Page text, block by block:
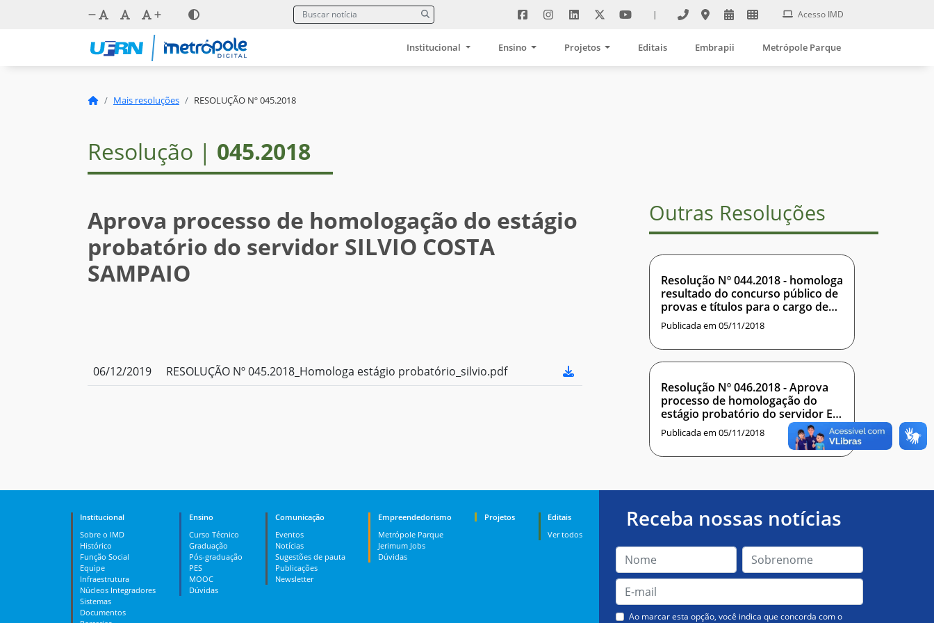
| Acesso IMD
Institucional Ensino Projetos Editais Embrapii Metrópole Parque
Mais resoluções RESOLUÇÃO Nº 045.2018
Resolução | 045.2018
Aprova processo de homologação do estágio
probatório do servidor SILVIO COSTA
SAMPAIO
06/12/2019 RESOLUÇÃO Nº 045.2018_Homologa estágio probatório_silvio.pdf
Outras Resoluções
Resolução Nº 044.2018 - homologa
resultado do concurso público de
provas e títulos para o cargo de
Professor do Ensino Básico,
Técnico e Tecnológico, na área de
INTELIGÊNCIA COMPUTACIONAL,
para o Instituto Metrópole Digital
Publicada em 05/11/2018
Resolução Nº 046.2018 - Aprova
processo de homologação do
estágio probatório do servidor EIJI
ADACHI MEDEIROS BARBOSA
Publicada em 05/11/2018
Institucional
Sobre o IMD
Histórico
Função Social
Equipe
Infraestrutura
Núcleos Integradores
Sistemas
Documentos
Ensino
Curso Técnico
Graduação
Pós-graduação
PES
MOOC
Dúvidas
Comunicação
Eventos
Notícias
Sugestões de pauta
Publicações
Newsletter
Empreendedorismo
Metrópole Parque
Jerimum Jobs
Dúvidas
Projetos
Editais
Ver todos
Receba nossas notícias
Ao marcar esta opção, você indica que concorda com o